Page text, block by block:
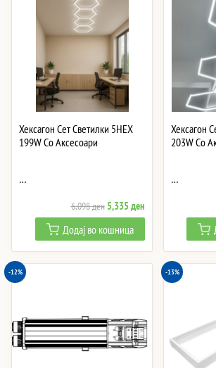
Хексагон Сет Светилки 5HEX
199W Со Аксесоари
…
6,098ден Original
price
was:
6,098 ден.
5,335денCurrent
price
is:
5,335 ден.
Додај во кошница
Хексагон
203W Со
…
-12% -13%